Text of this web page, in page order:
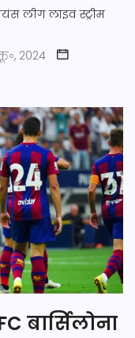
लीगलाइव स्ट्रीम
2024
बार्सिलोना